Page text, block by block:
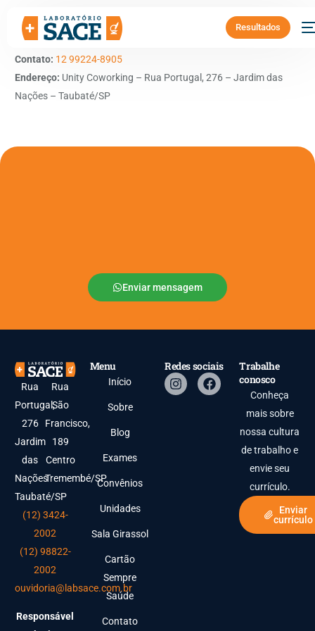
Resultados
Benefício:15% de desconto em consultas.
Contato: 12 99224-8905
Endereço: Unity Coworking – Rua Portugal, 276 – Jardim das
Nações – Taubaté/SP
Enviar mensagem
Rua
Portugal,
276
Jardim
das
Nações
Taubaté/SP
Rua
São
Francisco,
189
Centro
Tremembé/SP
(12) 3424-
2002
(12) 98822-
2002
ouvidoria@labsace.com.br
Responsável
Menu
Início
Sobre
Blog
Exames
Convênios
Unidades
Sala Girassol
Cartão
Sempre
Saúde
Contato
Redes sociais
Trabalhe
conosco
Conheça
mais sobre
nossa cultura
de trabalho e
envie seu
currículo.
Enviar
currículo